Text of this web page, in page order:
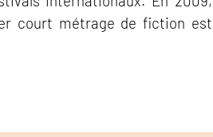
court métrage de fiction est